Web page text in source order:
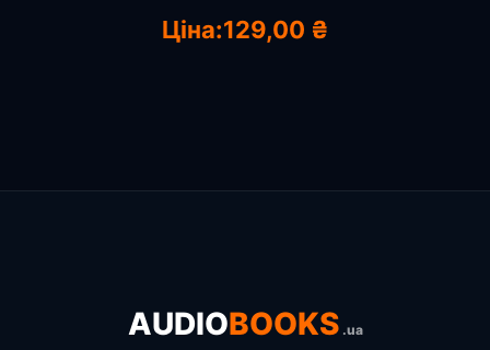
Ціна:129,00 ₴
AUDIOBOOKS .ua